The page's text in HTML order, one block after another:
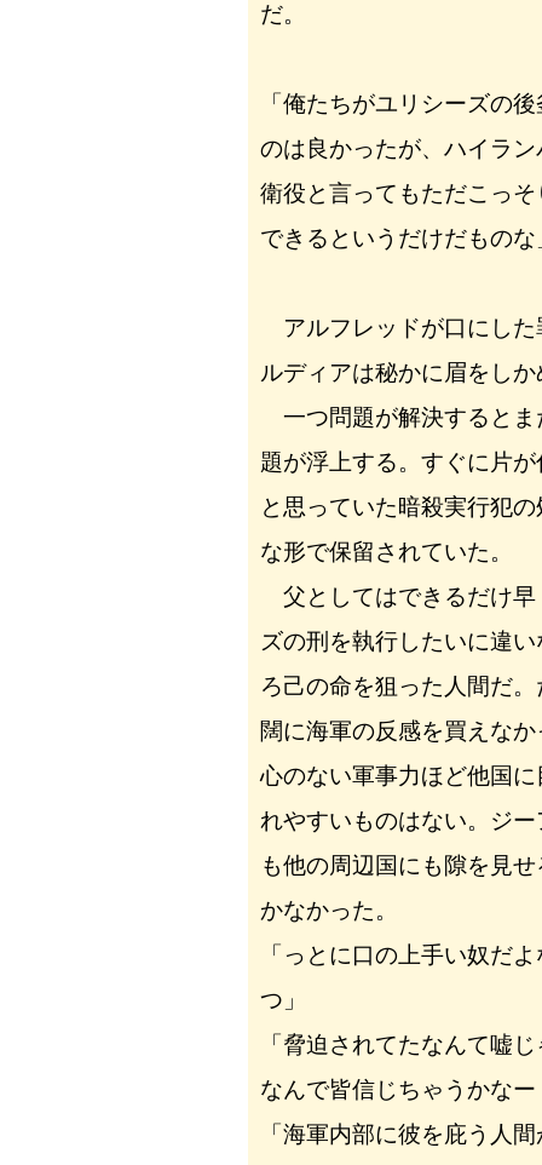
だ。
「俺たちがユリシーズの
のは良かったが、ハイラ
衛役と言ってもただこっ
できるというだけだものな
アルフレッドが口にした
ルディアは秘かに眉をし
一つ問題が解決するとま
題が浮上する。すぐに片
と思っていた暗殺実行犯
な形で保留されていた。
父としてはできるだけ早
ズの刑を執行したいに違
ろ己の命を狙った人間だ
闊に海軍の反感を買えな
心のない軍事力ほど他国
れやすいものはない。ジ
も他の周辺国にも隙を見
かなかった。
「っとに口の上手い奴だ
つ」
「脅迫されてたなんて嘘
なんで皆信じちゃうかなー
「海軍内部に彼を庇う人